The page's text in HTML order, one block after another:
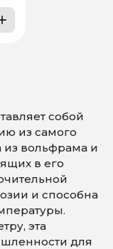
собой
из самого
из вольфрама и
в его
и способна
эта
для